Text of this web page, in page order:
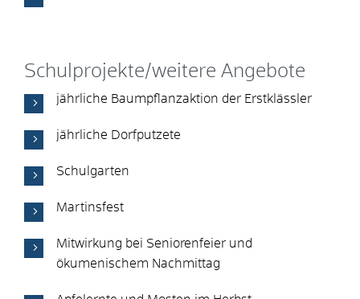
Schulprojekte/weitere Angebote
jährliche Baumpflanzaktion der Erstklässler
jährliche Dorfputzete
Schulgarten
Martinsfest
Mitwirkung bei Seniorenfeier und
ökumenischem Nachmittag